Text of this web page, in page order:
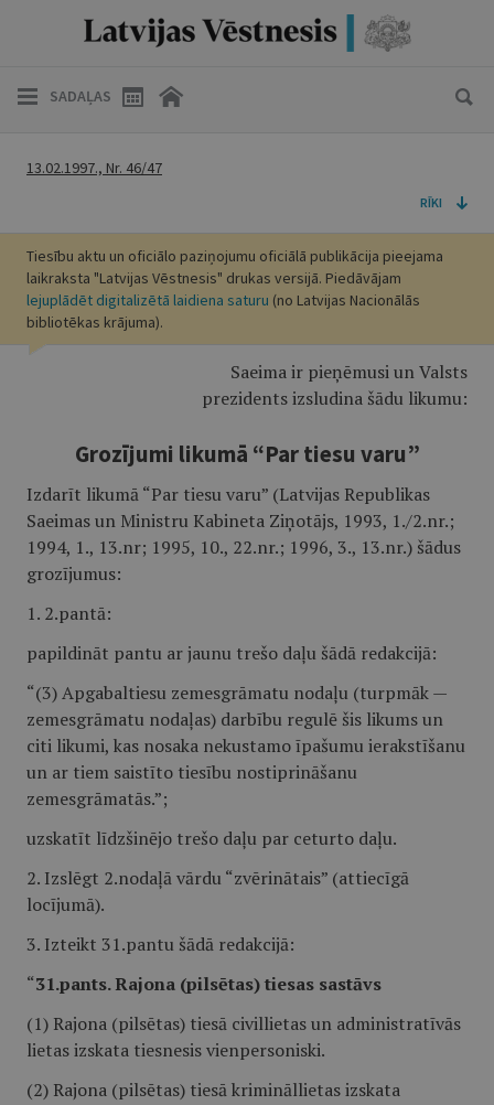
SADAĻAS
13.02.1997., Nr. 46/47
RĪKI
Tiesību aktu un oficiālo paziņojumu oficiālā publikācija pieejama
laikraksta "Latvijas Vēstnesis" drukas versijā. Piedāvājam
lejuplādēt digitalizētā laidiena saturu (no Latvijas Nacionālās
bibliotēkas krājuma).
Saeima ir pieņēmusi un Valsts
prezidents izsludina šādu likumu:
Grozījumi likumā “Par tiesu varu”
Izdarīt likumā “Par tiesu varu” (Latvijas Republikas
Saeimas un Ministru Kabineta Ziņotājs, 1993, 1./2.nr.;
1994, 1., 13.nr; 1995, 10., 22.nr.; 1996, 3., 13.nr.) šādus
grozījumus:
1. 2.pantā:
papildināt pantu ar jaunu trešo daļu šādā redakcijā:
“(3) Apgabaltiesu zemesgrāmatu nodaļu (turpmāk —
zemesgrāmatu nodaļas) darbību regulē šis likums un
citi likumi, kas nosaka nekustamo īpašumu ierakstīšanu
un ar tiem saistīto tiesību nostiprināšanu
zemesgrāmatās.”;
uzskatīt līdzšinējo trešo daļu par ceturto daļu.
2. Izslēgt 2.nodaļā vārdu “zvērinātais” (attiecīgā
locījumā).
3. Izteikt 31.pantu šādā redakcijā:
“31.pants. Rajona (pilsētas) tiesas sastāvs
(1) Rajona (pilsētas) tiesā civillietas un administratīvās
lietas izskata tiesnesis vienpersoniski.
(2) Rajona (pilsētas) tiesā krimināllietas izskata